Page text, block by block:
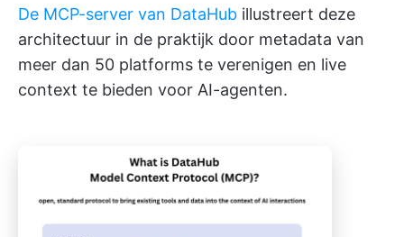
De MCP-server van DataHub illustreert deze
architectuur in de praktijk door metadata van
meer dan 50 platforms te verenigen en live
context te bieden voor AI-agenten.